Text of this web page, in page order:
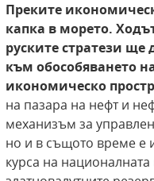
Преките
капка в морето.
руските стратези
към обособяването
икономическо
на пазара на нефт и
механизъм за
но и в същото време е
курса на